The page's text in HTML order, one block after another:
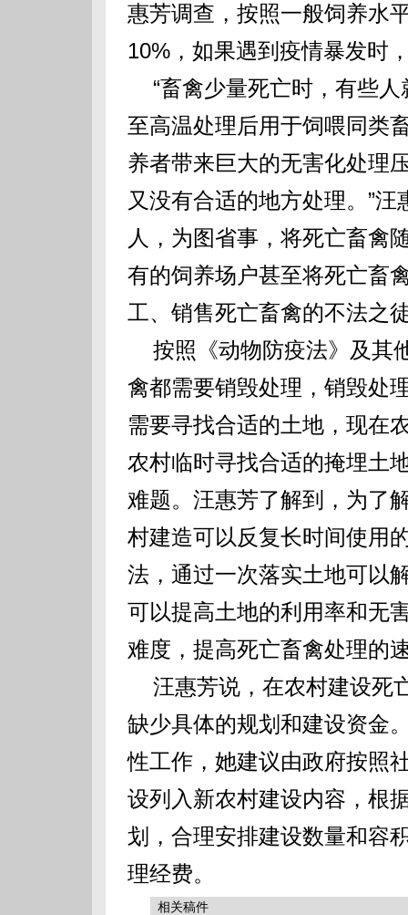
惠芳调查，按照一般饲养水
10%，如果遇到疫情暴发时
“畜禽少量死亡时，有些人
至高温处理后用于饲喂同类
养者带来巨大的无害化处理
又没有合适的地方处理。”
人，为图省事，将死亡畜禽
有的饲养场户甚至将死亡畜
工、销售死亡畜禽的不法之
按照《动物防疫法》及其
禽都需要销毁处理，销毁处
需要寻找合适的土地，现在
农村临时寻找合适的掩埋土
难题。汪惠芳了解到，为了
村建造可以反复长时间使用
法，通过一次落实土地可以
可以提高土地的利用率和无
难度，提高死亡畜禽处理的
汪惠芳说，在农村建设死
缺少具体的规划和建设资金
性工作，她建议由政府按照
设列入新农村建设内容，根
划，合理安排建设数量和容
理经费。
相关稿件